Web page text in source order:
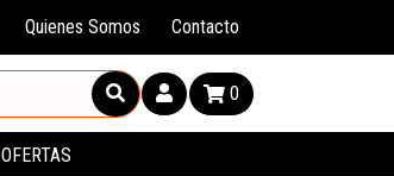
Quienes Somos Contacto
0
OFERTAS